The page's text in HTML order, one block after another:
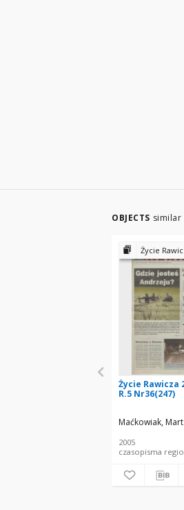
OBJECTS similar
Życie
Życie Rawicza
R.5 Nr36(247)
Maćkowiak,
2005
czasopisma